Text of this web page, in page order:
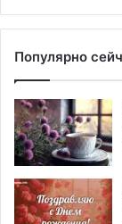
Популярно